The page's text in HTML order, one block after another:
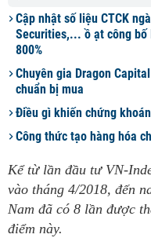
Cập nhật số liệu CTCK
Securities,... ồ ạt công bố
800%
Chuyên gia Dragon
chuẩn bị mua
Điều gì khiến chứng
Công thức tạo hàng hóa
Kể từ lần đầu tư VN-
vào tháng 4/2018, đến
Nam đã có 8 lần được
điểm này.